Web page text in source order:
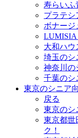
寿らいふ
プラテシ
ボナージ
LUMISIA
大和ハウ
埼玉のシ
神奈川の
千葉のシ
東京のシニア
戻る
東京のシ
東京都世
ク！